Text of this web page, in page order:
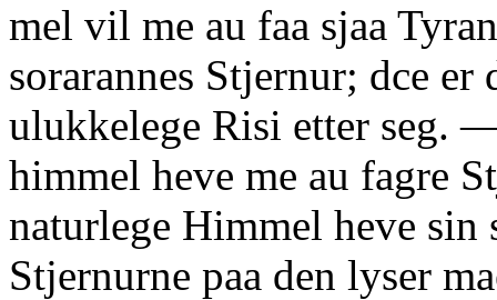
mel vil me au faa sjaa
sorarannes Stjernur; dce er
ulukkelege Risi etter seg.
himmel heve me au fagre
naturlege Himmel heve
Stjernurne paa den lyser